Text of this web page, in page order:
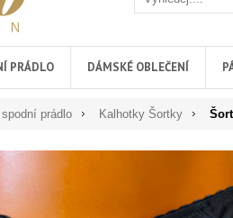
PRÁDLO DÁMSKÉ OBLEČENÍ
prádlo Kalhotky Šortky